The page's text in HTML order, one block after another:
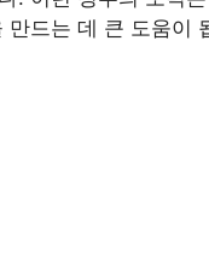
만드는 데 큰 도움이